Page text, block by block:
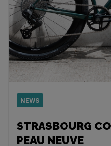
NEWS
STRASBOURG
PEAU NEUVE